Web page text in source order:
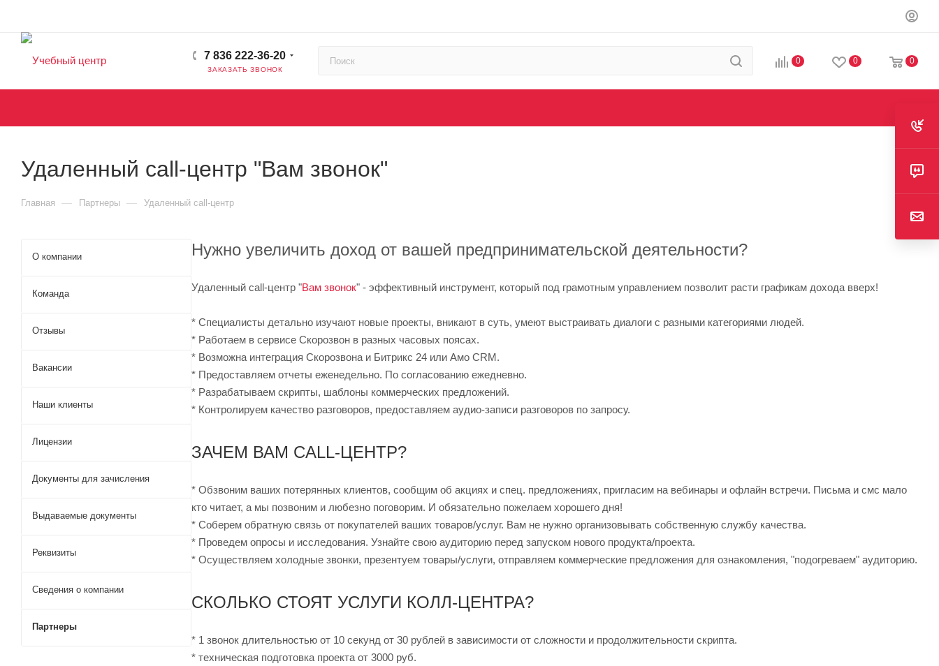
7 836 222-36-20
ЗАКАЗАТЬ ЗВОНОК
0 0 0
Удаленный call-центр "Вам звонок"
Главная — Партнеры — Удаленный call-центр
Нужно увеличить доход от вашей предпринимательской деятельности?
Удаленный call-центр "Вам звонок" - эффективный инструмент, который под грамотным управлением позволит расти графикам дохода вверх!
* Специалисты детально изучают новые проекты, вникают в суть, умеют выстраивать диалоги с разными категориями людей.
* Работаем в сервисе Скорозвон в разных часовых поясах.
* Возможна интеграция Скорозвона и Битрикс 24 или Амо CRM.
* Предоставляем отчеты еженедельно. По согласованию ежедневно.
* Разрабатываем скрипты, шаблоны коммерческих предложений.
* Контролируем качество разговоров, предоставляем аудио-записи разговоров по запросу.
ЗАЧЕМ ВАМ CALL-ЦЕНТР?
* Обзвоним ваших потерянных клиентов, сообщим об акциях и спец. предложениях, пригласим на вебинары и офлайн встречи. Письма и смс мало
кто читает, а мы позвоним и любезно поговорим. И обязательно пожелаем хорошего дня!
* Соберем обратную связь от покупателей ваших товаров/услуг. Вам не нужно организовывать собственную службу качества.
* Проведем опросы и исследования. Узнайте свою аудиторию перед запуском нового продукта/проекта.
* Осуществляем холодные звонки, презентуем товары/услуги, отправляем коммерческие предложения для ознакомления, "подогреваем" аудиторию.
СКОЛЬКО СТОЯТ УСЛУГИ КОЛЛ-ЦЕНТРА?
* 1 звонок длительностью от 10 секунд от 30 рублей в зависимости от сложности и продолжительности скрипта.
* техническая подготовка проекта от 3000 руб.
О компании
Команда
Отзывы
Вакансии
Наши клиенты
Лицензии
Документы для зачисления
Выдаваемые документы
Реквизиты
Сведения о компании
Партнеры